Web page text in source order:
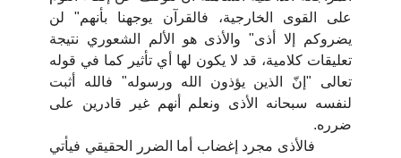
على القوى الخارجية، فالقرآن يوجهنا بأنهم" لن
يضروكم إلا أذى" والأذى هو الألم الشعوري نتيجة
تعليقات كلامية، قد لا يكون لها أي تأثير كما في قوله
تعالى "إنّ الذين يؤذون الله ورسوله" فالله أثبت
لنفسه سبحانه الأذى ونعلم أنهم غير قادرين على
ضرره.
فالأذى مجرد إغضاب أما الضرر الحقيقي فيأتي